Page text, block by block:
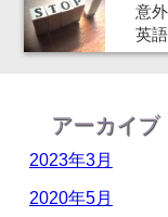
意
英
アーカイブ
2023年3月
2020年5月